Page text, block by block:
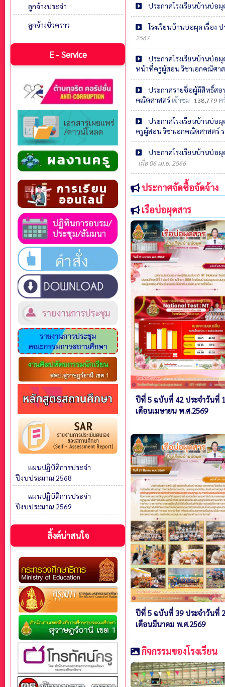
ลูกจ้างประจำ
ลูกจ้างชั่วคราว
E - Service
แผนปฏิบัติการประจำ
ปีงบประมาณ 2568
แผนปฏิบัติการประจำ
ปีงบประมาณ 2569
ลิ้งค์น่าสนใจ
ประกาศโรงเรียนบ้านบ่อ
โรงเรียนบ้านบ่อผุด เรื่อง
2567
ประกาศโรงเรียนบ้านบ่อ
หน้าที่ครูผู้สอน วิชาเอกคณิศา
ประกาศรายชื่อผู้มีสิทธิ์สอ
คณิตศาสตร์เข้าชม 138,779 ค
ประกาศโรงเรียนบ้านบ่อ
ครูผู้สอน วิชาเอกคณิตศาสตร์
ประกาศโรงเรียนบ้านบ่อ
เมื่อ 06 เม.ย. 2566
ประกาศจัดซื้อจัดจ้าง
เรือบ่อผุดสาร
ปีที่ 5 ฉบับที่ 42 ประจำวันที่
เดือนเมษายน พ.ศ.2569
ปีที่ 5 ฉบับที่ 39 ประจำวันที่
เดือนมีนาคม พ.ศ.2569
กิจกรรมของโรงเรียน